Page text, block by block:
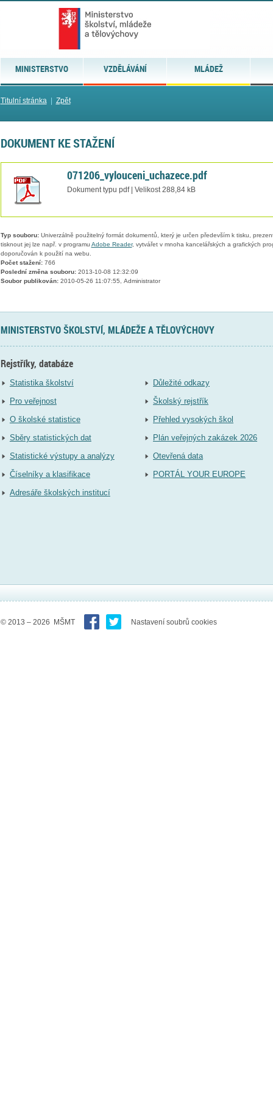
MINISTERSTVO VZDĚLÁVÁNÍ MLÁDEŽ
Titulní stránka| Zpět
DOKUMENT KE STAŽENÍ
071206_vylouceni_uchazece.pdf
Dokument typu pdf | Velikost 288,84 kB
Typ souboru:Univerzálně použitelný formát dokumentů, který je určen především k tisku,
tisknout jej lze např. v programu Adobe Reader, vytvářet v mnoha kancelářských a grafických
doporučován k použití na webu.
Počet stažení:766
Poslední změna souboru:2013-10-08 12:32:09
Soubor publikován:2010-05-26 11:07:55, Administrator
MINISTERSTVO ŠKOLSTVÍ, MLÁDEŽE A TĚLOVÝCHOVY
Rejstříky, databáze
Statistika školství
Pro veřejnost
O školské statistice
Sběry statistických dat
Statistické výstupy a analýzy
Číselníky a klasifikace
Adresáře školských institucí
Důležité odkazy
Školský rejstřík
Přehled vysokých škol
Plán veřejných zakázek 2026
Otevřená data
PORTÁL YOUR EUROPE
© 2013 – 2026 MŠMT Nastavení soubrů cookies